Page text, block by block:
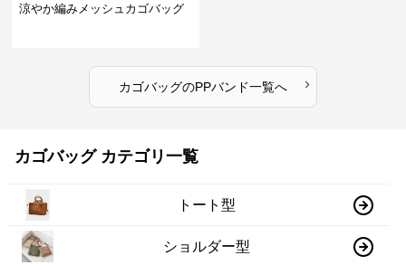
涼やか編みメッシュカゴバッグ
カゴバッグのPPバンド一覧へ ›
カゴバッグ カテゴリ一覧
トート型
ショルダー型